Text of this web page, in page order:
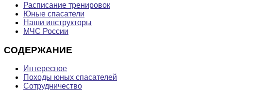
Расписание тренировок
Юные спасатели
Наши инструкторы
МЧС России
СОДЕРЖАНИЕ
Интересное
Походы юных спасателей
Сотрудничество